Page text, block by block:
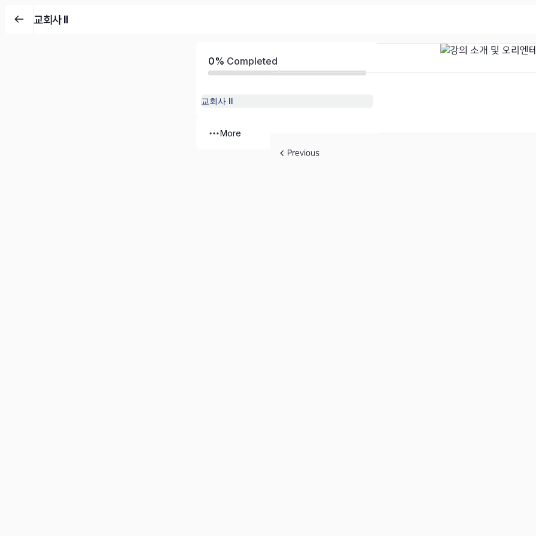
교회사 II
0% Completed
교회사 Ⅱ
More
Previous